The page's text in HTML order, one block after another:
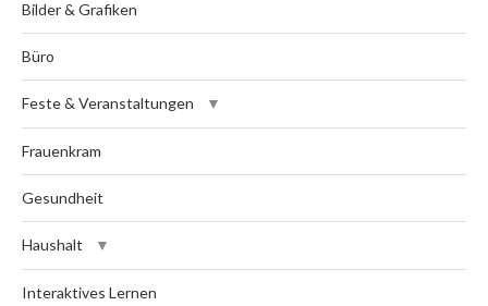
Bilder & Grafiken
Büro
Feste & Veranstaltungen
Frauenkram
Gesundheit
Haushalt
Interaktives Lernen